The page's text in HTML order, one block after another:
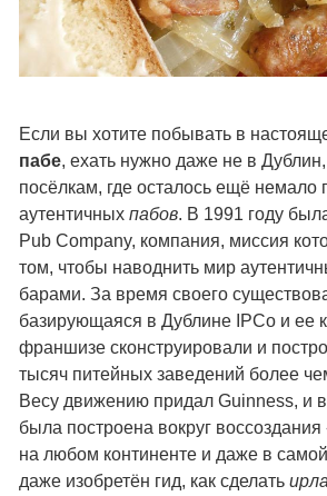
Если вы хотите побывать в
пабе, ехать нужно даже не в
посёлкам, где осталось ещё немало
аутентичных пабов. В 1991 году
Pub Company, компания, миссия
том, чтобы наводнить мир
барами. За время своего
базирующаяся в Дублине IPCo и ее
франшизе сконструировали и
тысяч питейных заведений более
Весу движению придал Guinness, и
была построена вокруг воссоздания
на любом континенте и даже в
даже изобретён гид, как сделать